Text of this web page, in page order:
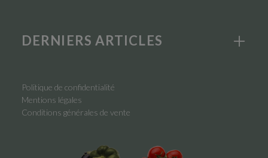
DERNIERS ARTICLES
Politique de confidentialité
Mentions légales
Conditions générales de vente